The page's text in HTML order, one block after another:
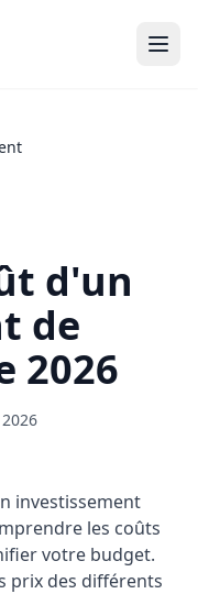
d'un
de
2026
investissement
les coûts
votre budget.
prix des différents